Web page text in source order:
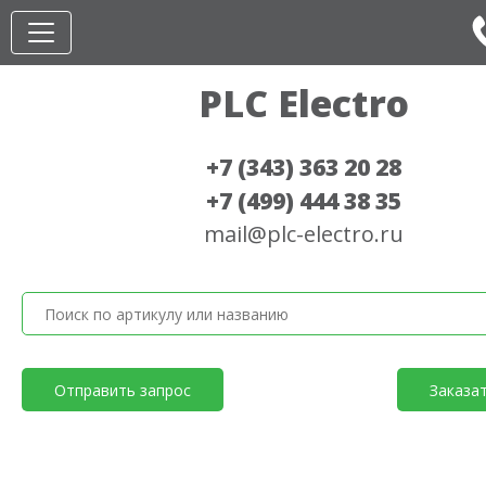
PLC Electro
+7 (343) 363 20 28
+7 (499) 444 38 35
mail@plc-electro.ru
Отправить запрос